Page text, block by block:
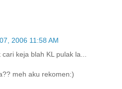
2006 11:58 AM
keja blah KL pulak la...
meh aku rekomen:)